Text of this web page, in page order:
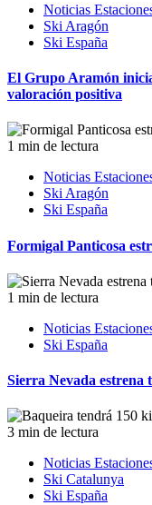
Noticias
Ski Aragón
Ski España
El Grupo Aramón
valoración positiva
1 min de lectura
Noticias
Ski Aragón
Ski España
Formigal Panticosa
1 min de lectura
Noticias
Ski España
Sierra Nevada estrena
3 min de lectura
Noticias
Ski Catalunya
Ski España